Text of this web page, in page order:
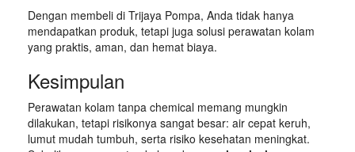
Dengan membeli di Trijaya Pompa, Anda tidak hanya
mendapatkan produk, tetapi juga solusi perawatan kolam
yang praktis, aman, dan hemat biaya.
Kesimpulan
Perawatan kolam tanpa chemical memang mungkin
dilakukan, tetapi risikonya sangat besar: air cepat keruh,
lumut mudah tumbuh, serta risiko kesehatan meningkat.